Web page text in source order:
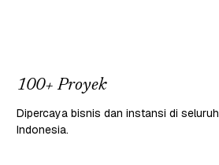
100+ Proyek
Dipercaya bisnis dan instansi di seluruh
Indonesia.